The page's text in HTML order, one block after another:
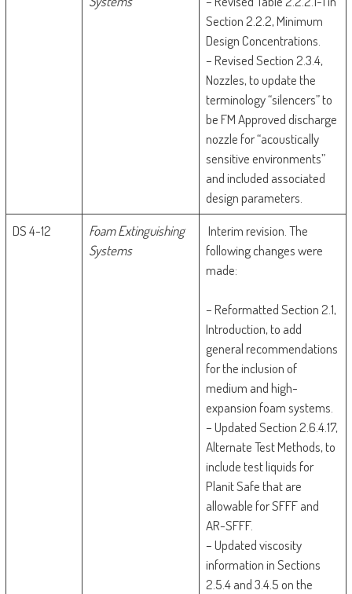
Section 2.2.2, Minimum
Design Concentrations.
– Revised Section 2.3.4,
Nozzles, to update the
terminology “silencers” to
be FM Approved discharge
nozzle for “acoustically
sensitive environments”
and included associated
design parameters.
DS 4-12
Foam Extinguishing
Systems
Interim revision. The
following changes were
made:
– Reformatted Section 2.1,
Introduction, to add
general recommendations
for the inclusion of
medium and high-
expansion foam systems.
– Updated Section 2.6.4.17,
Alternate Test Methods, to
include test liquids for
Planit Safe that are
allowable for SFFF and
AR-SFFF.
– Updated viscosity
information in Sections
2.5.4 and 3.4.5 on the